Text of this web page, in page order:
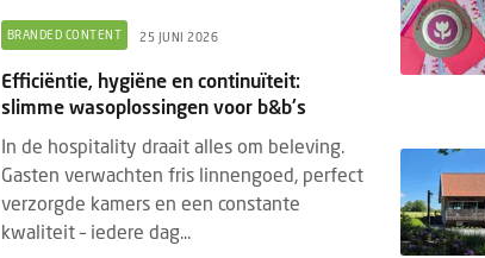
BRANDED CONTENT 25 JUNI 2026
Efficiëntie, hygiëne en continuïteit:
slimme wasoplossingen voor b&b's
In de hospitality draait alles om beleving.
Gasten verwachten fris linnengoed, perfect
verzorgde kamers en een constante
kwaliteit – iedere dag...